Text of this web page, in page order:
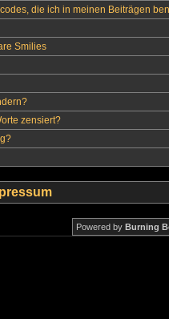
die ich in meinen Beiträgen
Smilies
zensiert?
Powered by Burning